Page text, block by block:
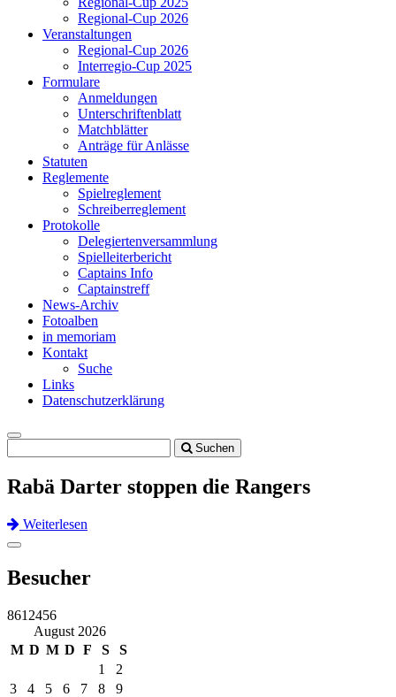
Regional-Cup 2026
Veranstaltungen
Regional-Cup 2026
Interregio-Cup 2025
Formulare
Anmeldungen
Unterschriftenblatt
Matchblätter
Anträge für Anlässe
Statuten
Reglemente
Spielreglement
Schreiberreglement
Protokolle
Delegiertenversammlung
Spielleiterbericht
Captains Info
Captainstreff
News-Archiv
Fotoalben
in memoriam
Kontakt
Suche
Links
Datenschutzerklärung
Toggle
navigation
Suchen
Rabä Darter stoppen die Rangers
Weiterlesen
Previous
Next
Toggle
Besucher
8612456
August 2026
M D M D F S S
1
2
3
4 5 6 7 8
9